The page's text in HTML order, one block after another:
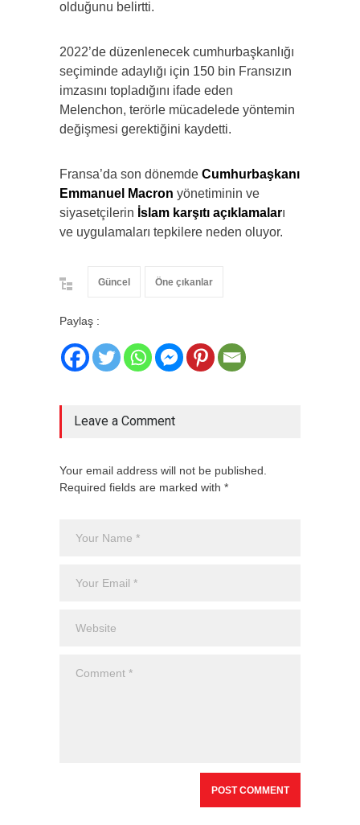
olduğunu belirtti.
2022’de düzenlenecek cumhurbaşkanlığı
seçiminde adaylığı için 150 bin Fransızın
imzasını topladığını ifade eden
Melenchon, terörle mücadelede yöntemin
değişmesi gerektiğini kaydetti.
Fransa’da son dönemde Cumhurbaşkanı
Emmanuel Macron yönetiminin ve
siyasetçilerin İslam karşıtı açıklamaları
ve uygulamaları tepkilere neden oluyor.
Güncel Öne çıkanlar
Paylaş :
Leave a Comment
Your email address will not be published.
Required fields are marked with *